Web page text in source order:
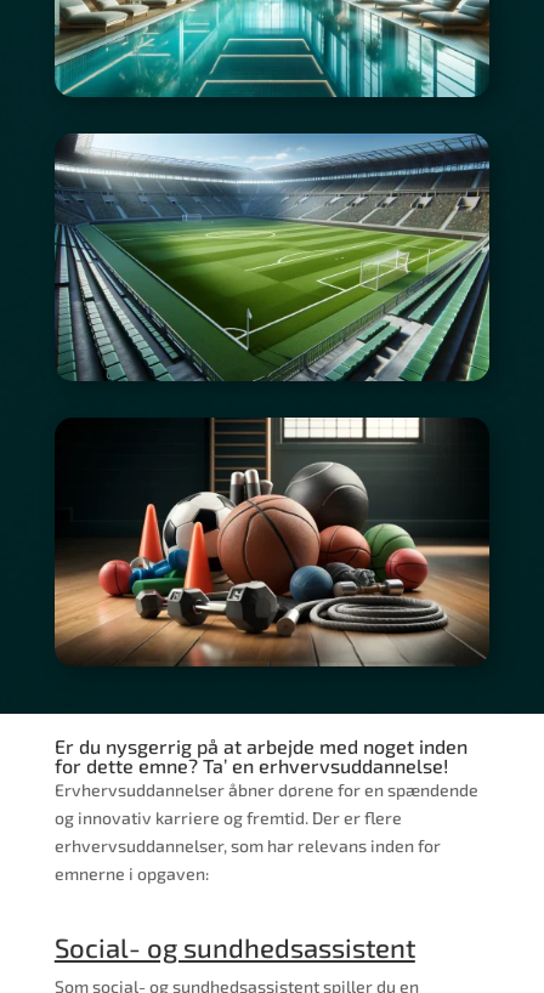
Er du nysgerrig på at arbejde med noget inden
for dette emne? Ta’ en erhvervsuddannelse!
Ervhervsuddannelser åbner dørene for en spændende
og innovativ karriere og fremtid. Der er flere
erhvervsuddannelser, som har relevans inden for
emnerne i opgaven:
Social- og sundhedsassistent
Som social- og sundhedsassistent spiller du en